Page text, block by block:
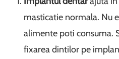
masticatie normala. Nu
alimente poti consuma.
fixarea dintilor pe